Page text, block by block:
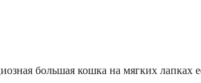
большая кошка на мягких